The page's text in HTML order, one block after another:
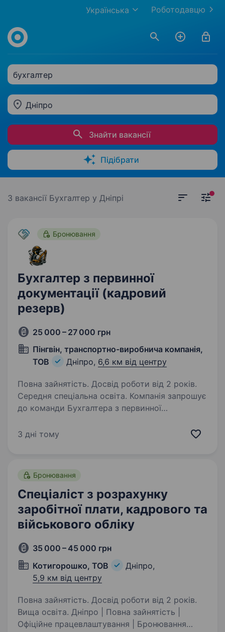
Роботодавцю
Українська
бухгалтер
Дніпро
Знайти вакансії
Підібрати
3 вакансії Бухгалтер у Дніпрі
Бронювання
Бухгалтер з первинної
документації (кадровий
резерв)
25 000 – 27 000 грн
Пінгвін, транспортно-виробнича компанія,
ТОВ
Дніпро, 6,6 км від центру
Повна зайнятість. Досвід роботи від 2 років.
Середня спеціальна освіта. Компанія запрошує
до команди Бухгалтера з первинної
відповідального фахівця, який цінує порядок
3 дні тому
Бронювання
Спеціаліст з розрахунку
заробітної плати, кадрового та
військового обліку
35 000 – 45 000 грн
Котигорошко, ТОВ
Дніпро,
5,9 км від центру
Повна зайнятість. Досвід роботи від 2 років.
Вища освіта. Дніпро | Повна зайнятість |
Офіційне працевлаштування | Бронювання